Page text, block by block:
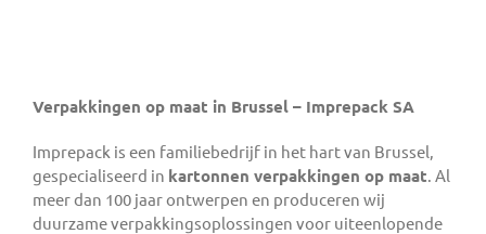
Verpakkingen op maat in Brussel – Imprepack SA
Imprepack is een familiebedrijf in het hart van Brussel,
gespecialiseerd in kartonnen verpakkingen op maat . Al
meer dan 100 jaar ontwerpen en produceren wij
duurzame verpakkingsoplossingen voor uiteenlopende